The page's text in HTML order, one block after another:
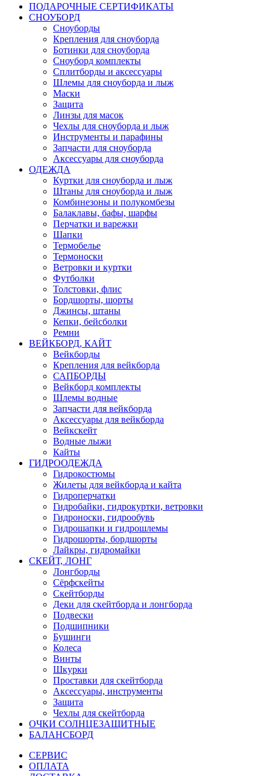
ПОДАРОЧНЫЕ СЕРТИФИКАТЫ
СНОУБОРД
Сноуборды
Крепления для сноуборда
Ботинки для сноуборда
Сноуборд комплекты
Сплитборды и аксессуары
Шлемы для сноуборда и лыж
Маски
Защита
Линзы для масок
Чехлы для сноуборда и лыж
Инструменты и парафины
Запчасти для сноуборда
Аксессуары для сноуборда
ОДЕЖДА
Куртки для сноуборда и лыж
Штаны для сноуборда и лыж
Комбинезоны и полукомбезы
Балаклавы, бафы, шарфы
Перчатки и варежки
Шапки
Термобелье
Термоноски
Ветровки и куртки
Футболки
Толстовки, флис
Бордшорты, шорты
Джинсы, штаны
Кепки, бейсболки
Ремни
ВЕЙКБОРД, КАЙТ
Вейкборды
Крепления для вейкборда
САПБОРДЫ
Вейкборд комплекты
Шлемы водные
Запчасти для вейкборда
Аксессуары для вейкборда
Вейкскейт
Водные лыжи
Кайты
ГИДРООДЕЖДА
Гидрокостюмы
Жилеты для вейкборда и кайта
Гидроперчатки
Гидробайки, гидрокуртки, ветровки
Гидроноски, гидрообувь
Гидрошапки и гидрошлемы
Гидрошорты, бордшорты
Лайкры, гидромайки
СКЕЙТ, ЛОНГ
Лонгборды
Сёрфскейты
Скейтборды
Деки для скейтборда и лонгборда
Подвески
Подшипники
Бушинги
Колеса
Винты
Шкурки
Проставки для скейтборда
Аксессуары, инструменты
Защита
Чехлы для скейтборда
ОЧКИ СОЛНЦЕЗАЩИТНЫЕ
БАЛАНСБОРД
СЕРВИС
ОПЛАТА